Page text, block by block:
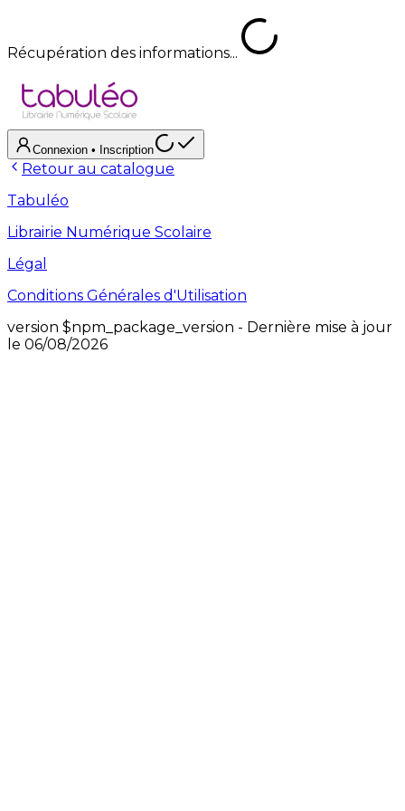
Récupération des informations...
Connexion • Inscription
Retour au catalogue
Tabuléo
Librairie Numérique Scolaire
Légal
Conditions Générales d'Utilisation
version $npm_package_version - Dernière mise à jour
le 06/08/2026